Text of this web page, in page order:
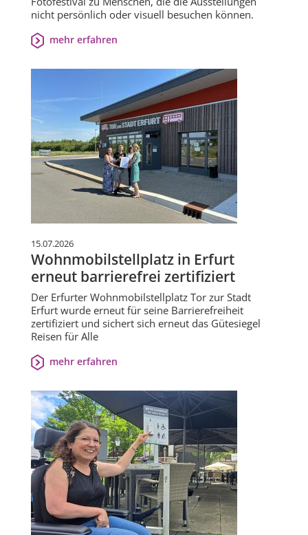
nicht persönlich oder visuell besuchen können.
mehr erfahren
15.07.2026
Wohnmobilstellplatz in Erfurt
erneut barrierefrei zertifiziert
Der Erfurter Wohnmobilstellplatz Tor zur Stadt
Erfurt wurde erneut für seine Barrierefreiheit
zertifiziert und sichert sich erneut das Gütesiegel
Reisen für Alle
mehr erfahren